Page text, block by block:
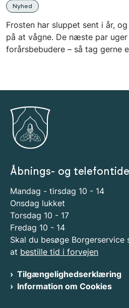
Nyhed
Frosten har sluppet sent i år,
på at vågne. De næste par
forårsbebudere – så tag gerne
Åbnings- og
Mandag - tirsdag 10 - 14
Onsdag lukket
Torsdag 10 - 17
Fredag 10 - 14
Skal du besøge Borgerservice
at bestille tid i forvejen
Tilgængelighedserklæring
Information om Cookies